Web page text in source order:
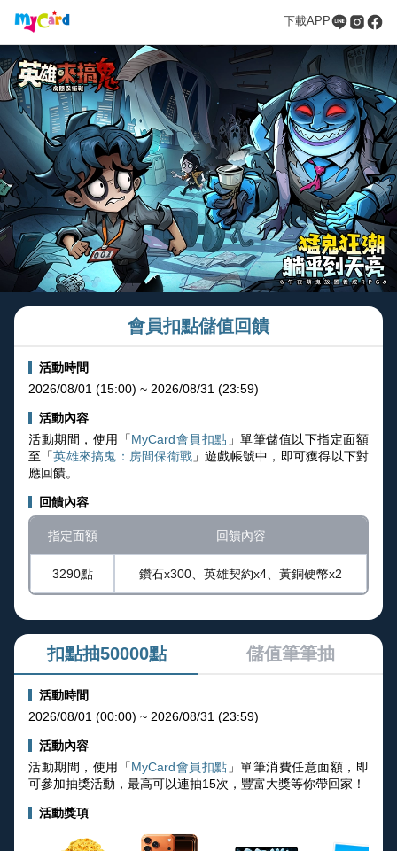
下載APP
會員扣點儲值回饋
活動時間
2026/08/01 (15:00) ~ 2026/08/31 (23:59)
活動內容
活動期間，使用「MyCard會員扣點 」單筆儲值以下指定面額
至「英雄來搞鬼：房間保衛戰 」遊戲帳號中，即可獲得以下對
應回饋。
回饋內容
指定面額 回饋內容
3290點 鑽石x300、英雄契約x4、黃銅硬幣x2
扣點抽50000點 儲值筆筆抽
活動時間
2026/08/01 (00:00) ~ 2026/08/31 (23:59)
活動內容
活動期間，使用「MyCard會員扣點 」單筆消費任意面額，即
可參加抽獎活動，最高可以連抽15次，豐富大獎等你帶回家！
活動獎項